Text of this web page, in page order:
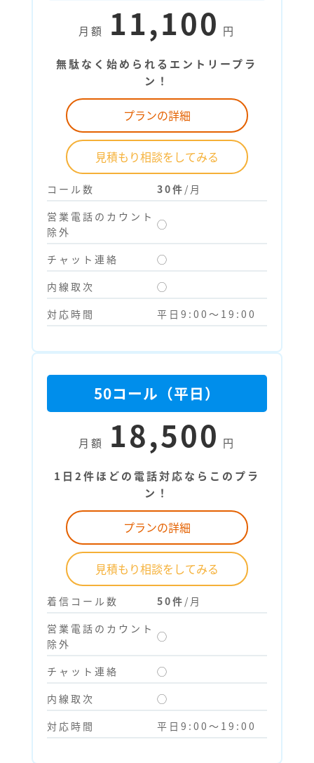
月額 11,100 円
無駄なく始められるエントリープラ
ン！
プランの詳細
見積もり相談をしてみる
コール数 30件 /月
営業電話のカウント
除外
◯
チャット連絡
◯
内線取次
◯
対応時間
平日9:00～19:00
50コール（平日）
月額 18,500 円
1日2件ほどの電話対応ならこのプラ
ン！
プランの詳細
見積もり相談をしてみる
着信コール数 50件 /月
営業電話のカウント
除外
◯
チャット連絡
◯
内線取次
◯
対応時間
平日9:00～19:00